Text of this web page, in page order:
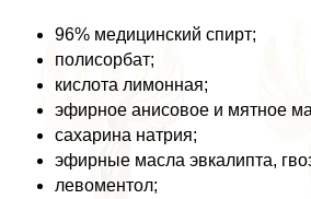
96% медицинский спирт;
полисорбат;
кислота лимонная;
эфирное анисовое и мятное
сахарина натрия;
эфирные масла эвкалипта,
левоментол;